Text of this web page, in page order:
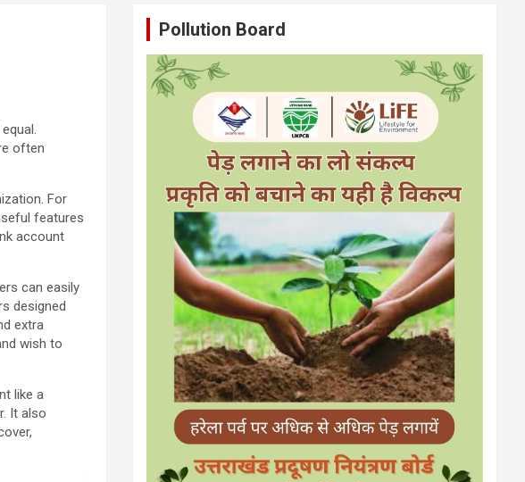
often
For
features
account
can easily
designed
extra
wish to
like a
It also
Pollution Board